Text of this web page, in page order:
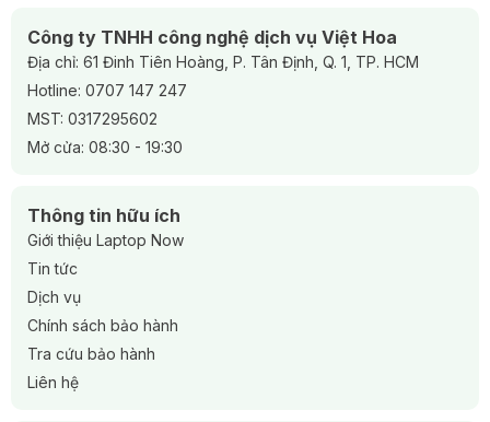
Công ty TNHH công nghệ dịch vụ Việt Hoa
Địa chỉ: 61 Đinh Tiên Hoàng, P. Tân Định, Q. 1, TP. HCM
Hotline: 0707 147 247
MST: 0317295602
Mở cửa: 08:30 - 19:30
Thông tin hữu ích
Giới thiệu Laptop Now
Tin tức
Dịch vụ
Chính sách bảo hành
Tra cứu bảo hành
Liên hệ